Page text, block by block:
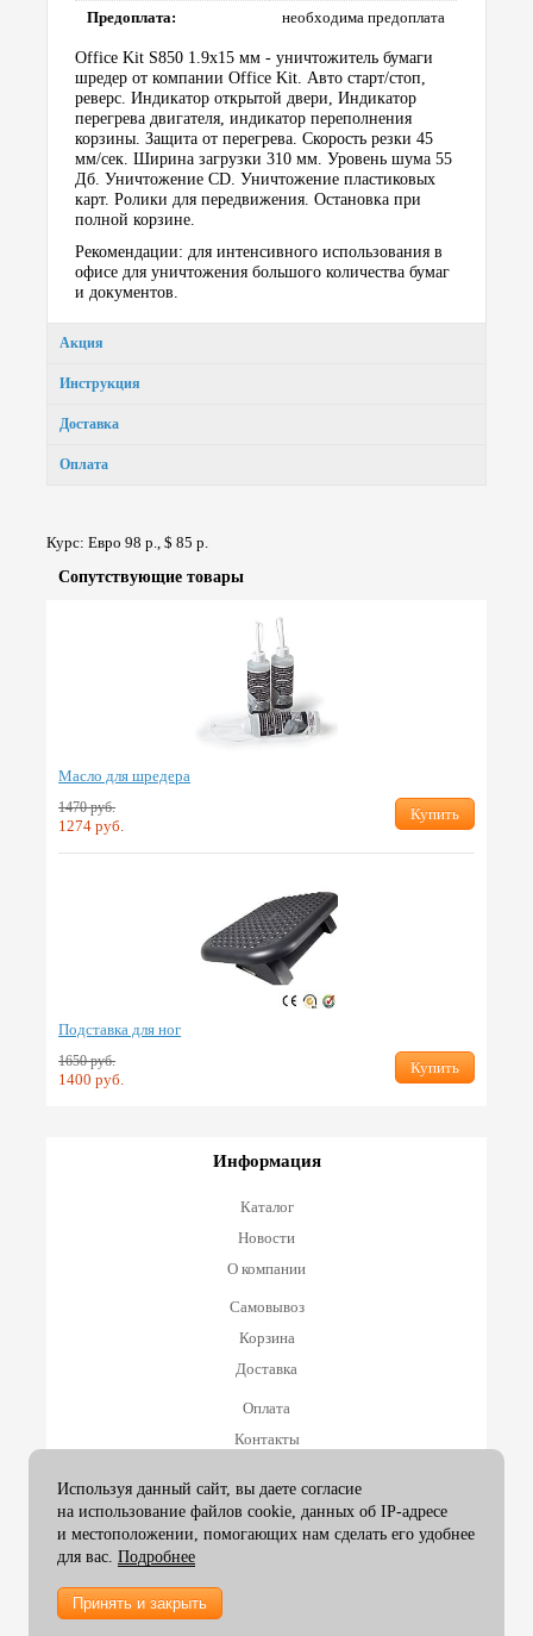
Предоплата: необходима предоплата
Office Kit S850 1.9х15 мм - уничтожитель бумаги
шредер от компании Office Kit. Авто старт/стоп,
реверс. Индикатор открытой двери, Индикатор
перегрева двигателя, индикатор переполнения
корзины. Защита от перегрева. Скорость резки 45
мм/сек. Ширина загрузки 310 мм. Уровень шума 55
Дб. Уничтожение CD. Уничтожение пластиковых
карт. Ролики для передвижения. Остановка при
полной корзине.
Рекомендации: для интенсивного использования в
офисе для уничтожения большого количества бумаг
и документов.
Акция
Инструкция
Доставка
Оплата
Курс: Евро 98 р., $ 85 р.
Сопут­ствую­щие товары
Масло для шредера
1470 руб.
1274 руб.
Купить
Подставка для ног
1650 руб.
1400 руб.
Купить
Информация
Каталог
Новости
О компании
Самовывоз
Корзина
Доставка
Оплата
Контакты
Принимаем к оплате
2007-26 ArtexGroup |
Используя данный сайт, вы даете согласие
на использование файлов cookie, данных об IP-адресе
и местоположении, помогающих нам сделать его удобнее
для вас. Подробнее
Принять и закрыть